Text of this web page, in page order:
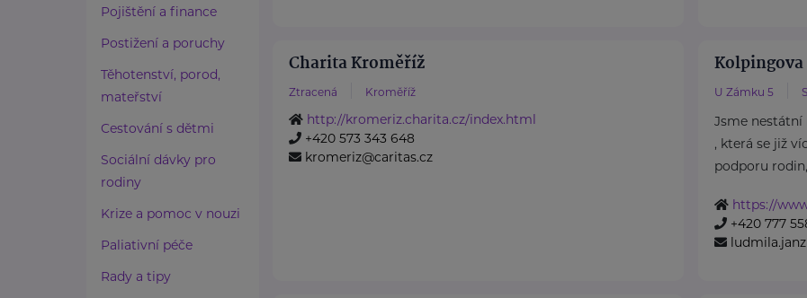
Pojištění a finance
Postižení a poruchy
Těhotenství, porod,
mateřství
Cestování s dětmi
Sociální dávky pro
rodiny
Krize a pomoc v nouzi
Paliativní péče
Rady a tipy
Charita Kroměříž
Ztracená Kroměříž
http://kromeriz.charita.cz/index.html
+420 573 343 648
kromeriz@caritas.cz
U Zámku 5
Jsme nestátní
, která se již
podporu rodin,
https://
+420 777